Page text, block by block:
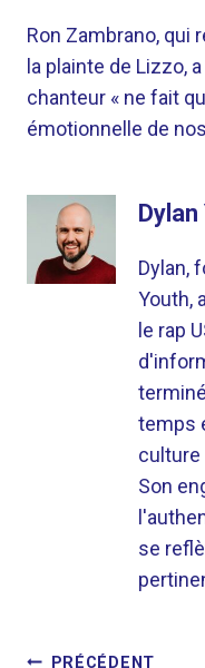
Ron Zambrano, qui
la plainte de Lizzo,
chanteur « ne fait
émotionnelle de
Dylan
Dylan,
Youth,
le rap
temps
culture
Son
se
PRÉCÉDENT